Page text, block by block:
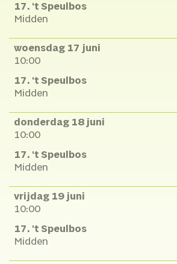
17. 't Speulbos
Midden
woensdag 17 juni
10:00
17. 't Speulbos
Midden
donderdag 18 juni
10:00
17. 't Speulbos
Midden
vrijdag 19 juni
10:00
17. 't Speulbos
Midden